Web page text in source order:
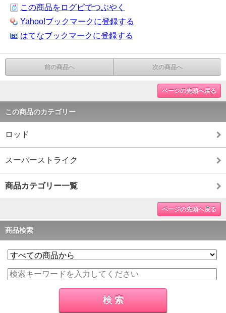
この商品をログピでつぶやく
Yahoo!ブックマークに登録する
はてなブックマークに登録する
前の商品へ 次の商品へ
ページの先頭へ戻る
この商品のカテゴリー
ロッド
スーパーストライク
商品カテゴリー一覧
ページの先頭へ戻る
商品検索